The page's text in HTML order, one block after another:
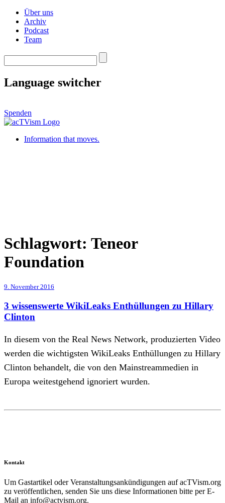
Über uns
Archiv
Podcast
Team
Language switcher
Spenden
Information that moves.
Schlagwort: Teneor
Foundation
9. November 2016
3 wissenswerte WikiLeaks Enthüllungen zu Hillary
Clinton
In diesem von the Real News Network, produzierten Video
werden die wichtigsten WikiLeaks Enthüllungen zu Hillary
Clinton behandelt, die von den Mainstreammedien in
Europa weitestgehend ignoriert wurden.
Kontakt
Um Gastartikel oder Veranstaltungsankündigungen auf acTVism.org
zu veröffentlichen, senden Sie uns diese Informationen bitte per E-
Mail an info@actvism.org.